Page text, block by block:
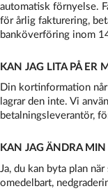
automatisk förnyelse.
för årlig fakturering,
banköverföring inom
KAN JAG LITA PÅ ER
Din kortinformation
lagrar den inte. Vi
betalningsleverantör,
KAN JAG ÄNDRA
Ja, du kan byta plan
omedelbart,